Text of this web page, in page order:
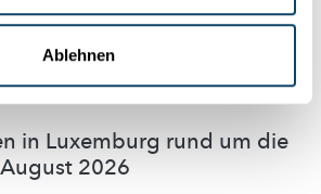
Ablehnen
in Luxemburg rund um die
2026